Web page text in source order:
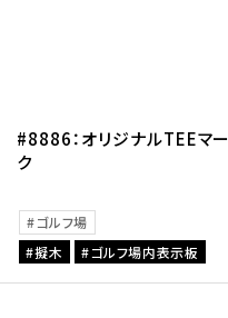
#8886：オリジナルTEEマー
ク
ゴルフ場
擬木
ゴルフ場内表示板